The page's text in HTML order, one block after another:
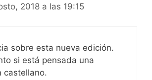
2018 a las 19:15
sobre esta nueva edición.
si está pensada una
castellano.